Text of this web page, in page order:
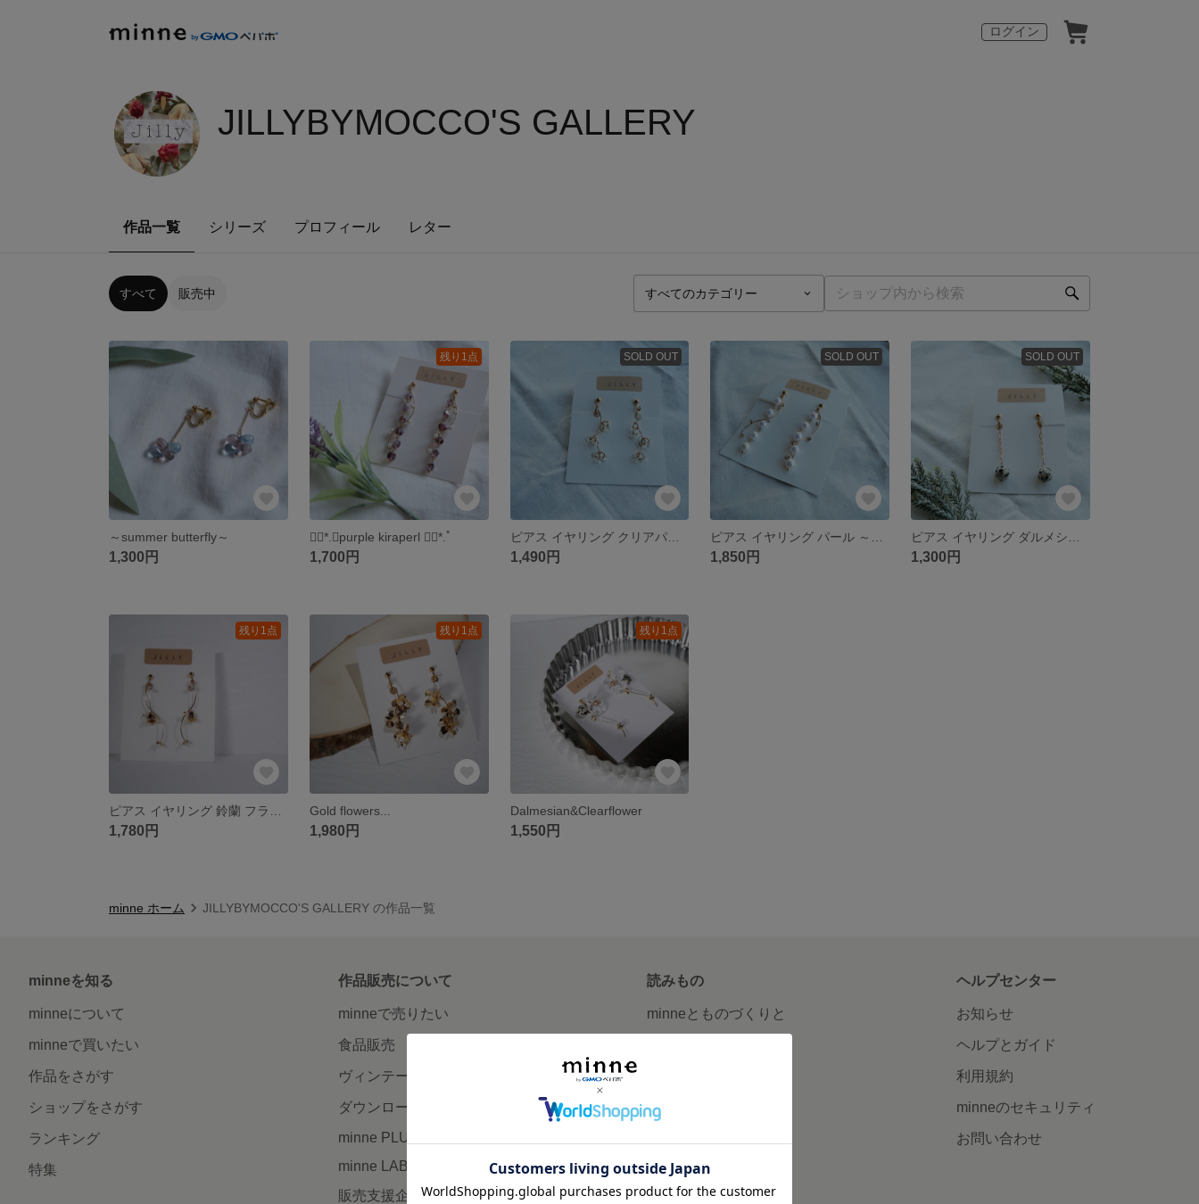
ログイン
JILLYBYMOCCO'S GALLERY
作品一覧 シリーズ プロフィール レター
すべて 販売中
～summer butterfly～
1,300円
残り1点
❁⃘*.ﾟpurple kiraperl ❁⃘*.ﾟ
1,700円
SOLD OUT
ピアス イヤリング クリアパーツ ～clear...～
1,490円
SOLD OUT
1,850円
SOLD OUT
1,300円
残り1点
1,780円
残り1点
Gold flowers...
1,980円
残り1点
Dalmesian&Clearflower
1,550円
minne ホーム JILLYBYMOCCO'S GALLERY の作品一覧
minneを知る
minneについて
minneで買いたい
作品をさがす
ショップをさがす
ランキング
特集
作品販売について
minneで売りたい
食品販売
ヴィンテージ販売
ダウンロード販売
minne PLUS
minne LAB
販売支援企画・イベント
読みもの
minneとものづくりと
minneの本
広告出稿について
ヘルプセンター
お知らせ
ヘルプとガイド
利用規約
minneのセキュリティ
お問い合わせ